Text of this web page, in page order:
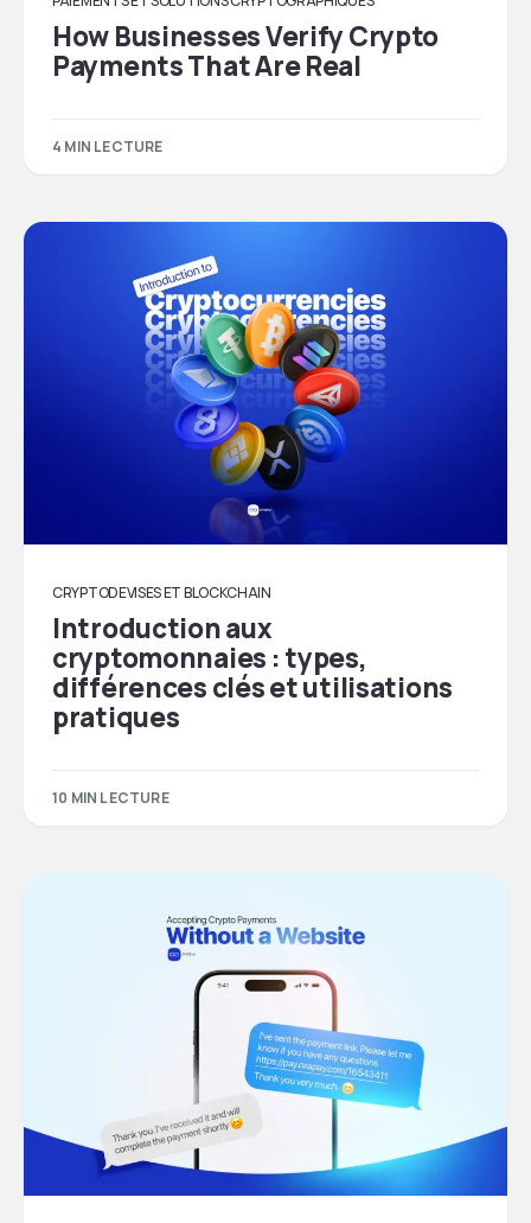
How Businesses Verify Crypto
Payments That Are Real
4 MIN LECTURE
CRYPTODEVISES ET BLOCKCHAIN
Introduction aux
cryptomonnaies : types,
différences clés et utilisations
pratiques
10 MIN LECTURE